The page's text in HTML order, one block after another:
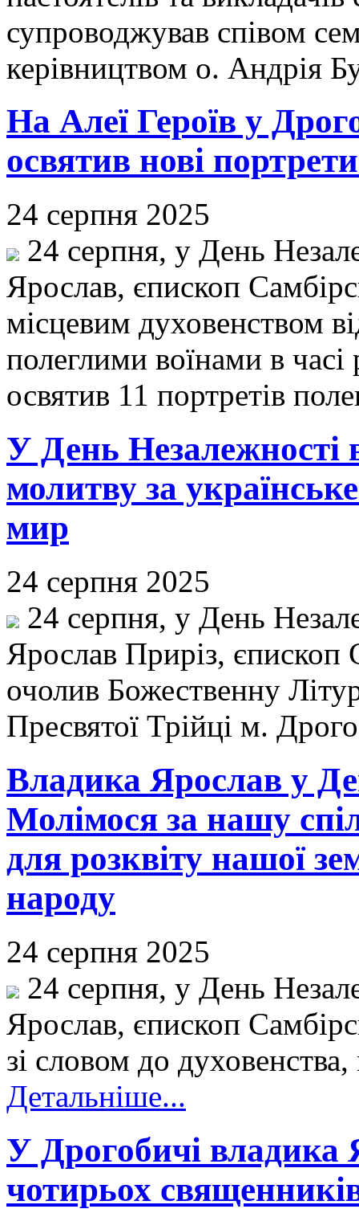
супроводжував співом
керівництвом о. Андрія
На Алеї Героїв у
освятив нові
24 серпня 2025
24 серпня, у День
Ярослав, єпископ
місцевим духовенством
полеглими воїнами в часі
освятив 11 портретів
У День Незалежності
молитву за
мир
24 серпня 2025
24 серпня, у День
Ярослав Приріз,
очолив Божественну
Пресвятої Трійці м.
Владика Ярослав у
Молімося за нашу
для розквіту нашої
народу
24 серпня 2025
24 серпня, у День
Ярослав, єпископ
зі словом до
Детальніше...
У Дрогобичі владика
чотирьох